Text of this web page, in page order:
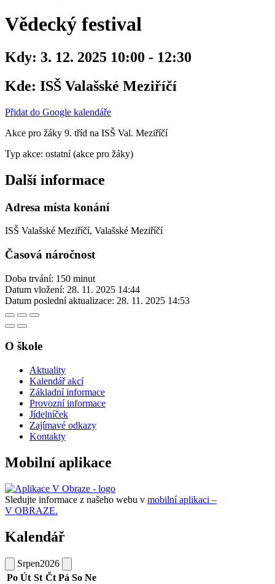
Vědecký festival
Kdy: 3. 12. 2025 10:00 - 12:30
Kde: ISŠ Valašské Meziříčí
Přidat do Google kalendáře
Akce pro žáky 9. tříd na ISŠ Val. Meziříčí
Typ akce: ostatní (akce pro žáky)
Další informace
Adresa místa konání
ISŠ Valašské Meziříčí, Valašské Meziříčí
Časová náročnost
Doba trvání: 150 minut
Datum vložení: 28. 11. 2025 14:44
Datum poslední aktualizace: 28. 11. 2025 14:53
O škole
Aktuality
Kalendář akcí
Základní informace
Provozní informace
Jídelníček
Zajímavé odkazy
Kontakty
Mobilní aplikace
Sledujte informace z našeho webu v mobilní aplikaci –
V OBRAZE.
Kalendář
Srpen2026
Po Út St Čt Pá So Ne